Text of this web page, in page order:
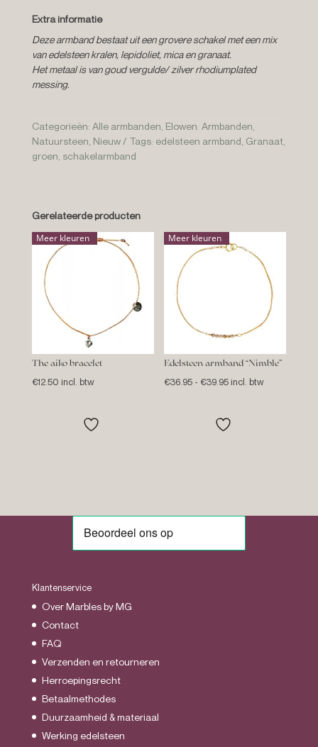
Extra informatie
Deze armband bestaat uit een grovere schakel met een mix
van edelsteen kralen, lepidoliet, mica en granaat.
Het metaal is van goud vergulde/ zilver rhodiumplated
messing.
Categorieën: Alle armbanden Elowen. Armbanden
Natuursteen Nieuw Tags: edelsteen armband Granaat,
groen schakelarmband
Gerelateerde producten
Meer kleuren
The aiko bracelet
€12.50 incl. btw
Meer kleuren
Edelsteen armband “Nimble”
€36.95 - €39.95Prijsklasse:
tot
incl. btw
Klantenservice
Over Marbles by MG
Contact
FAQ
Verzenden en retourneren
Herroepingsrecht
Betaalmethodes
Duurzaamheid & materiaal
Werking edelsteen